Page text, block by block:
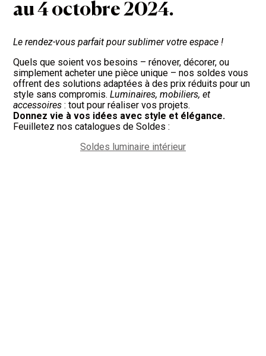
au 4 octobre 2024.
Le rendez-vous parfait pour sublimer votre espace !
Quels que soient vos besoins – rénover, décorer, ou
simplement acheter une pièce unique – nos soldes vous
offrent des solutions adaptées à des prix réduits pour un
style sans compromis.Luminaires, mobiliers, et
accessoires : tout pour réaliser vos projets.
Donnez vie à vos idées avec style et élégance.
Feuilletez nos catalogues de Soldes :
Soldes luminaire intérieur